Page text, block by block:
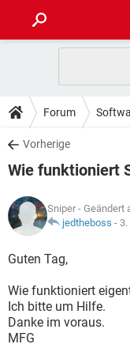
ANDROID
WINDOWS 10
WHATSAPP
FACEBOOK
TIPPS & TRICKS
SPIELE
WHATSAPP
FACEBOOK
DOWNLOADS
SPIELE
ANDROID
WINDOWS 10
WHATSAPP
SPIELE
ANDROID
WINDOWS 10
WHATSAPP
FACEBOOK
LEXIKON
SPIELE
WINDOWS 10
WHATSAPP
Forum
Vorherige
Wie funktioniert
Sniper - Geändert
jedtheboss -
Guten Tag,
Wie funktioniert
Ich bitte um Hilfe.
Danke im voraus.
MFG